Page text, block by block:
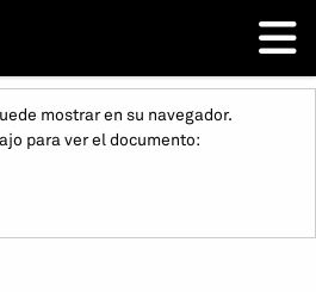
mostrar en su navegador.
para ver el documento: